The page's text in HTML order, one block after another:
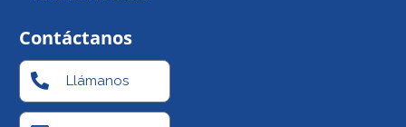
Contáctanos
Llámanos